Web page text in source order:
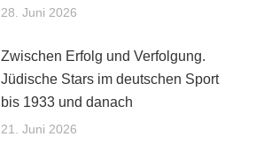
28. Juni 2026
Zwischen Erfolg und Verfolgung.
Jüdische Stars im deutschen Sport
bis 1933 und danach
21. Juni 2026